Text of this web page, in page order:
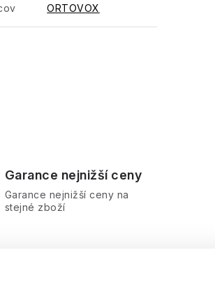
ORTOVOX
Garance nejnižší ceny
Garance nejnižší ceny na
stejné zboží